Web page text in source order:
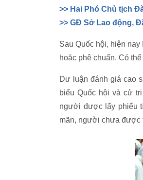
>> Hai Phó Chủ tịch
>> GĐ Sở Lao động,
Sau Quốc hội, hiện
hoặc phê chuẩn. Có
Dư luận đánh giá cao
biểu Quốc hội và cử
người được lấy phiếu
mãn, người chưa được